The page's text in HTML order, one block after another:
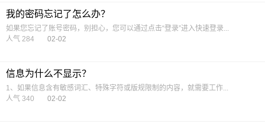
我的密码忘记了怎么办？
如果您忘记了账号密码，别担心，您可以通过点击“登录”进入快速登录...
人气 284
02-02
信息为什么不显示？
1、如果信息含有敏感词汇、特殊字符或版规限制的内容，就需要工作...
人气 340
02-02